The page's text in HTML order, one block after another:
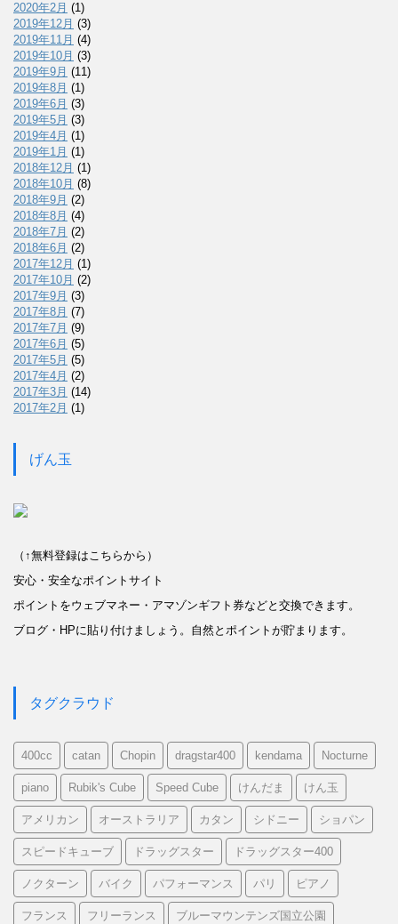
2020年2月 (1)
2019年12月 (3)
2019年11月 (4)
2019年10月 (3)
2019年9月 (11)
2019年8月 (1)
2019年6月 (3)
2019年5月 (3)
2019年4月 (1)
2019年1月 (1)
2018年12月 (1)
2018年10月 (8)
2018年9月 (2)
2018年8月 (4)
2018年7月 (2)
2018年6月 (2)
2017年12月 (1)
2017年10月 (2)
2017年9月 (3)
2017年8月 (7)
2017年7月 (9)
2017年6月 (5)
2017年5月 (5)
2017年4月 (2)
2017年3月 (14)
2017年2月 (1)
げん玉
（↑無料登録はこちらから）
安心・安全なポイントサイト
ポイントをウェブマネー・アマゾンギフト券などと交換できます。
ブログ・HPに貼り付けましょう。自然とポイントが貯まります。
タグクラウド
400cc catan Chopin dragstar400 kendama Nocturne
piano Rubik's Cube Speed Cube けんだま けん玉
アメリカン オーストラリア カタン シドニー ショパン
スピードキューブ ドラッグスター ドラッグスター400
ノクターン バイク パフォーマンス パリ ピアノ
フランス フリーランス ブルーマウンテンズ国立公園